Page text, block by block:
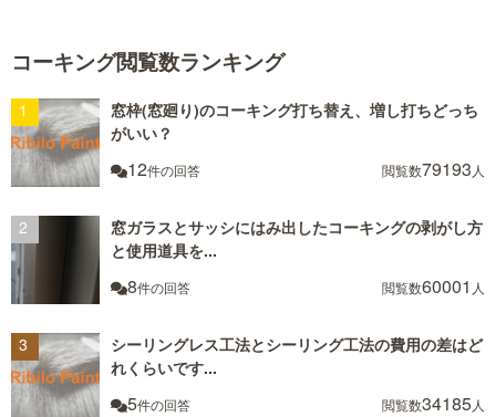
コーキング閲覧数ランキング
窓枠(窓廻り)のコーキング打ち替え、増し打ちどっち
がいい？
12件の回答 閲覧数79193 人
窓ガラスとサッシにはみ出したコーキングの剥がし方
と使用道具を...
8件の回答 閲覧数60001 人
シーリングレス工法とシーリング工法の費用の差はど
れくらいです...
5件の回答 閲覧数34185人